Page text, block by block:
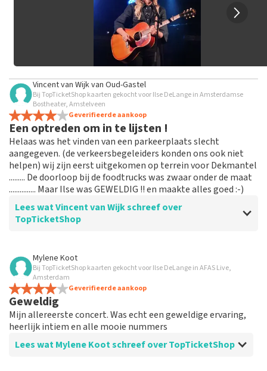
Vincent van Wijkvan Oud-Gastel
Bij TopTicketShop kaarten gekocht voor Ilse DeLange in Amsterdamse
Bostheater, Amstelveen
Geverifieerde aankoop
Een optreden om in te lijsten !
Helaas was het vinden van een parkeerplaats slecht
aangegeven. (de verkeersbegeleiders konden ons ook niet
helpen) wij zijn eerst uitgekomen op terrein voor Dekmantel
......... De doorloop bij de foodtrucks was zwaar onder de maat
............... Maar Ilse was GEWELDIG !! en maakte alles goed :-)
Lees wat Vincent van Wijk schreef over
TopTicketShop
Beoordeling van Vincent van Wijk over
goed gegaan
als alles rondom de verkoop en levering goed is, zjjn we
tevreden. (volgende keer misschien meer aandacht
voor het sturen naar parkeer-plaatsen,
Mylene Koot
Bij TopTicketShop kaarten gekocht voor Ilse DeLange in AFAS Live,
Amsterdam
Geverifieerde aankoop
Geweldig
Mijn allereerste concert. Was echt een geweldige ervaring,
heerlijk intiem en alle mooie nummers
Lees wat Mylene Koot schreef over TopTicketShop